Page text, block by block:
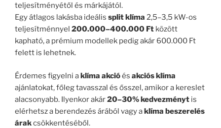
teljesítményétől és márkájától.
Egy átlagos lakásba ideális split klíma 2,5–3,5 kW-os
teljesítménnyel 200.000–400.000 Ft között
kapható, a prémium modellek pedig akár 600.000 Ft
felett is lehetnek.
Érdemes figyelni aklíma akcióés akciós klíma
ajánlatokat, főleg tavasszal és ősszel, amikor a kereslet
alacsonyabb. Ilyenkor akár20–30% kedvezményt is
elérhetsz a berendezés árából vagy aklíma beszerelés
árakcsökkentéséből.